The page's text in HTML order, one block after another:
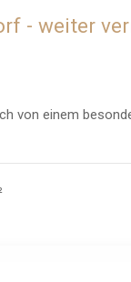
- weiter
von einem